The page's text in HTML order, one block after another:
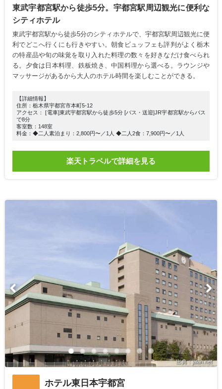
東武宇都宮駅から徒歩5分。宇都宮駅周辺観光に便利な
シティホテル
東武宇都宮駅から徒歩5分のシティホテルで、宇都宮駅周辺観光に便
利でどこへ行くにも行きやすい。朝食ビュッフェも評判がよく栃木
の特産品や旬の味覚を取り入れた料理の数々を好きなだけ食べられ
る。夕食は日本料理、鉄板焼き、中国料理から選べる。ラウンジや
マッサージがあるから大人のホテル時間を楽しむことができる。
【詳細情報】
住所：栃木県宇都宮市本町5-12
アクセス： [電車]東武宇都宮駅から徒歩5分 [バス・送迎]JR宇都宮駅からバス
で8分
客室数：148室
料金：◆二人素泊まり：2,800円〜／1人 ◆二人2食：7,900円〜／1人
楽天トラベルで詳細を見る
出典：jalan.net
ホテル東日本宇都宮